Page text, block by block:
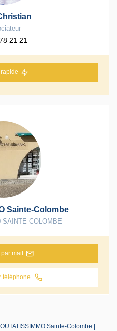
21 21
Sainte-Colombe
SAINTE COLOMBE
mail
téléphone
Sainte-Colombe |